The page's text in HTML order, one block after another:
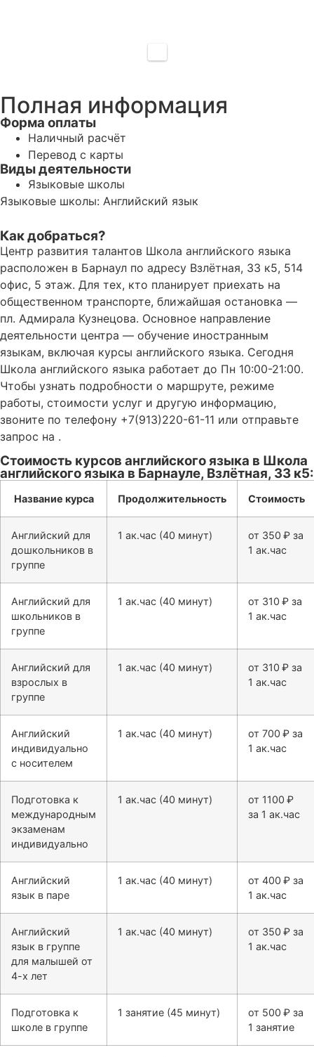
Полная информация
Форма оплаты
Наличный расчёт
Перевод с карты
Виды деятельности
Языковые школы
Языковые школы: Английский язык
Как добраться?
Центр развития талантов Школа английского языка
расположен в Барнаул по адресу Взлётная, 33 к5, 514
офис, 5 этаж. Для тех, кто планирует приехать на
общественном транспорте, ближайшая остановка —
пл. Адмирала Кузнецова. Основное направление
деятельности центра — обучение иностранным
языкам, включая курсы английского языка. Сегодня
Школа английского языка работает до Пн 10:00-21:00.
Чтобы узнать подробности о маршруте, режиме
работы, стоимости услуг и другую информацию,
звоните по телефону +7(913)220-61-11 или отправьте
запрос на .
Стоимость курсов английского языка в Школа
английского языка в Барнауле, Взлётная, 33 к5:
Название курса Продолжительность Стоимость
Английский для
дошкольников в
группе
1 ак.час (40 минут)
от 350 ₽ за
1 ак.час
Английский для
школьников в
группе
1 ак.час (40 минут)
от 310 ₽ за
1 ак.час
Английский для
взрослых в
группе
1 ак.час (40 минут)
от 310 ₽ за
1 ак.час
Английский
индивидуально
с носителем
1 ак.час (40 минут)
от 700 ₽ за
1 ак.час
Подготовка к
международным
экзаменам
индивидуально
1 ак.час (40 минут)
от 1100 ₽
за 1 ак.час
Английский
язык в паре
1 ак.час (40 минут)
от 400 ₽ за
1 ак.час
Английский
язык в группе
для малышей от
4-х лет
1 ак.час (40 минут)
от 350 ₽ за
1 ак.час
Подготовка к
школе в группе
1 занятие (45 минут)
от 500 ₽ за
1 занятие